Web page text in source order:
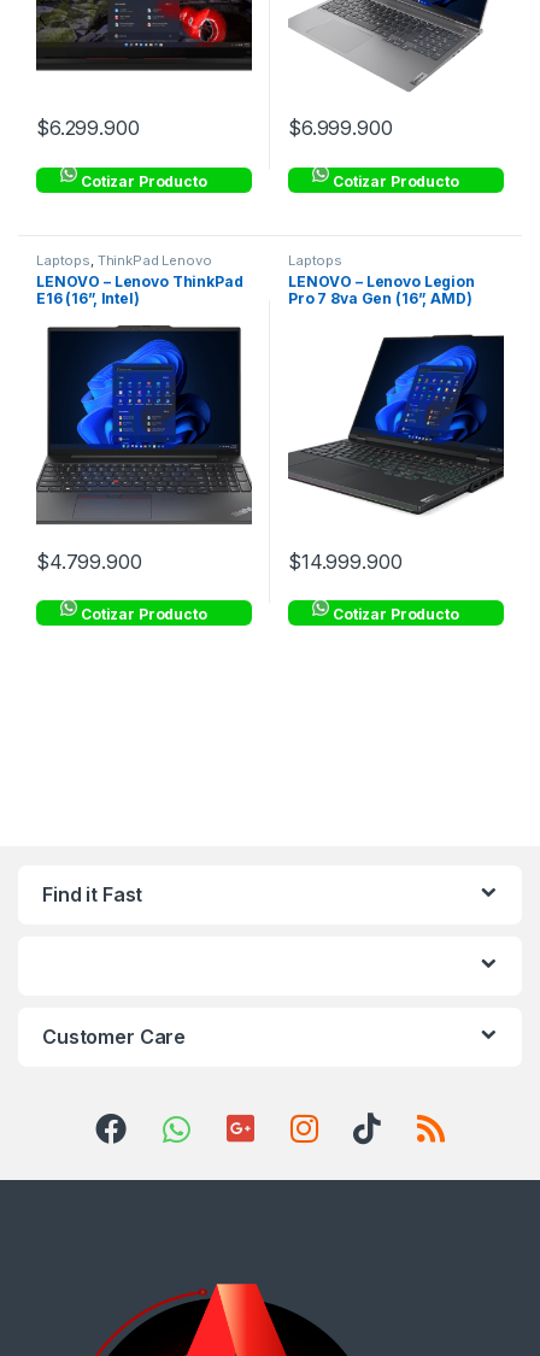
$6.299.900
Cotizar Producto
$6.999.900
Cotizar Producto
Laptops ThinkPad Lenovo
Corporativo
LENOVO – Lenovo ThinkPad
E16 (16”, Intel)
$4.799.900
Cotizar Producto
Laptops
LENOVO – Lenovo Legion
Pro 7 8va Gen (16”, AMD)
$14.999.900
Cotizar Producto
Find it Fast
Customer Care